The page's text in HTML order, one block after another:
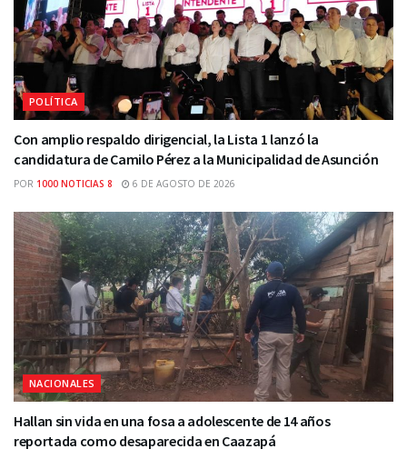
POLÍTICA
Con amplio respaldo dirigencial, la Lista 1 lanzó la
candidatura de Camilo Pérez a la Municipalidad de Asunción
POR 1000 NOTICIAS 8 6 DE AGOSTO DE 2026
NACIONALES
Hallan sin vida en una fosa a adolescente de 14 años
reportada como desaparecida en Caazapá